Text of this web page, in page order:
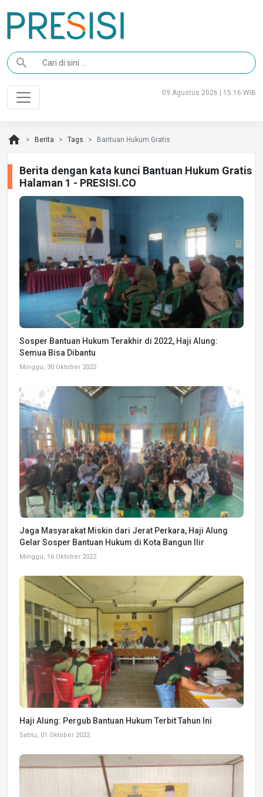
search
09 Agustus 2026 | 15:16 WIB
home Berita Tags Bantuan Hukum Gratis
Berita dengan kata kunci Bantuan Hukum Gratis
Halaman 1 - PRESISI.CO
Sosper Bantuan Hukum Terakhir di 2022, Haji Alung:
Semua Bisa Dibantu
Minggu, 30 Oktober 2022
Jaga Masyarakat Miskin dari Jerat Perkara, Haji Alung
Gelar Sosper Bantuan Hukum di Kota Bangun Ilir
Minggu, 16 Oktober 2022
Haji Alung: Pergub Bantuan Hukum Terbit Tahun Ini
Sabtu, 01 Oktober 2022